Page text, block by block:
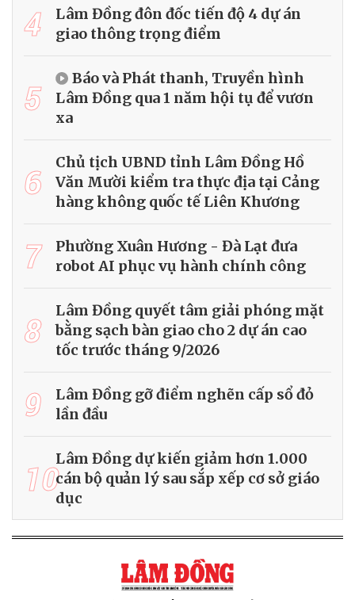
4
Lâm Đồng đôn đốc tiến độ 4 dự án
giao thông trọng điểm
5
Báo và Phát thanh, Truyền hình
Lâm Đồng qua 1 năm hội tụ để vươn
xa
6
Chủ tịch UBND tỉnh Lâm Đồng Hồ
Văn Mười kiểm tra thực địa tại Cảng
hàng không quốc tế Liên Khương
7
Phường Xuân Hương - Đà Lạt đưa
robot AI phục vụ hành chính công
8
Lâm Đồng quyết tâm giải phóng mặt
bằng sạch bàn giao cho 2 dự án cao
tốc trước tháng 9/2026
9
Lâm Đồng gỡ điểm nghẽn cấp sổ đỏ
lần đầu
10Lâm Đồng dự kiến giảm hơn 1.000
cán bộ quản lý sau sắp xếp cơ sở giáo
dục